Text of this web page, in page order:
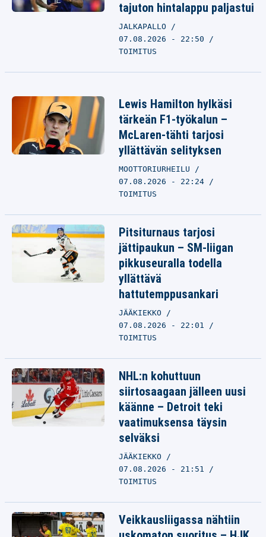
tajuton hintalappu paljastui
JALKAPALLO
07.08.2026 - 22:50
TOIMITUS
Lewis Hamilton hylkäsi
tärkeän F1-työkalun –
McLaren-tähti tarjosi
yllättävän selityksen
MOOTTORIURHEILU
07.08.2026 - 22:24
TOIMITUS
Pitsiturnaus tarjosi
jättipaukun – SM-liigan
pikkuseuralla todella
yllättävä
hattutemppusankari
JÄÄKIEKKO
07.08.2026 - 22:01
TOIMITUS
NHL:n kohuttuun
siirtosaagaan jälleen uusi
käänne – Detroit teki
vaatimuksensa täysin
selväksi
JÄÄKIEKKO
07.08.2026 - 21:51
TOIMITUS
Veikkausliigassa nähtiin